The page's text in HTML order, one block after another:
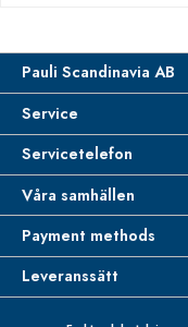
Pauli Scandinavia AB
Service
Servicetelefon
Våra samhällen
Payment methods
Leveranssätt